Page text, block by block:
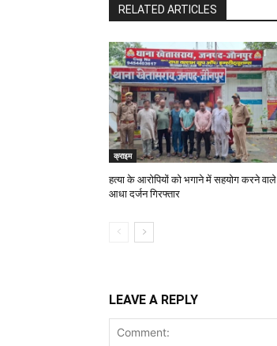
RELATED ARTICLES
क्राइम
हत्या के आरोपियों को भगाने में सहयोग करने वाले
आधा दर्जन गिरफ्तार
LEAVE A REPLY